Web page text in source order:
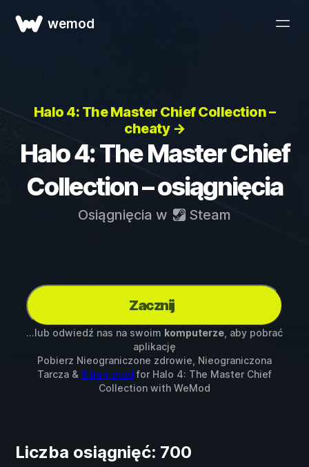
wemod
Halo 4: The Master Chief Collection –
cheaty →
Halo 4: The Master Chief
Collection – osiągnięcia
Osiągnięcia w Steam
Zacznij
...lub odwiedź nas na swoim komputerze , aby pobrać
aplikację
Pobierz Nieograniczone zdrowie, Nieograniczona
Tarcza & 6 inny mod for Halo 4: The Master Chief
Collection with WeMod
Liczba osiągnięć: 700